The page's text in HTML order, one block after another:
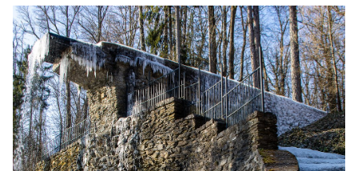
Domica Cave
The most famous cave of the Slovak Karst
together with the Hungarian Baradla Cave form a
unique 25 km long cave complex on the territory